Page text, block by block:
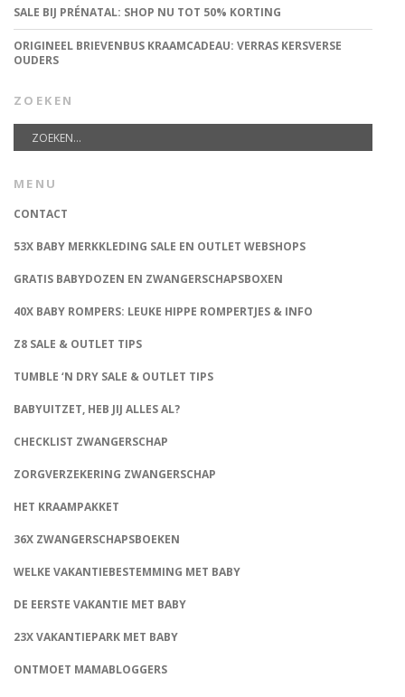
SALE BIJ PRÉNATAL: SHOP NU TOT 50% KORTING
ORIGINEEL BRIEVENBUS KRAAMCADEAU: VERRAS KERSVERSE
OUDERS
ZOEKEN
MENU
CONTACT
53X BABY MERKKLEDING SALE EN OUTLET WEBSHOPS
GRATIS BABYDOZEN EN ZWANGERSCHAPSBOXEN
40X BABY ROMPERS: LEUKE HIPPE ROMPERTJES & INFO
Z8 SALE & OUTLET TIPS
TUMBLE ‘N DRY SALE & OUTLET TIPS
BABYUITZET, HEB JIJ ALLES AL?
CHECKLIST ZWANGERSCHAP
ZORGVERZEKERING ZWANGERSCHAP
HET KRAAMPAKKET
36X ZWANGERSCHAPSBOEKEN
WELKE VAKANTIEBESTEMMING MET BABY
DE EERSTE VAKANTIE MET BABY
23X VAKANTIEPARK MET BABY
ONTMOET MAMABLOGGERS